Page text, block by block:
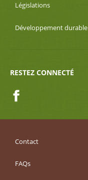
Législations
Développement durable
RESTEZ CONNECTÉ
Contact
FAQs